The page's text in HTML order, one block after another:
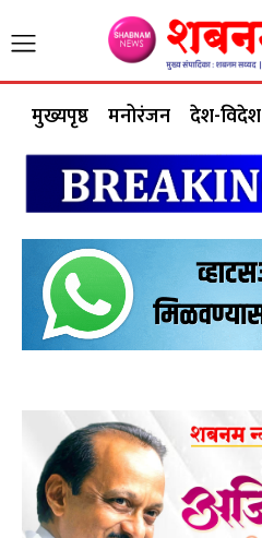
मुख्यपृष्ठ मनोरंजन देश-विदेश